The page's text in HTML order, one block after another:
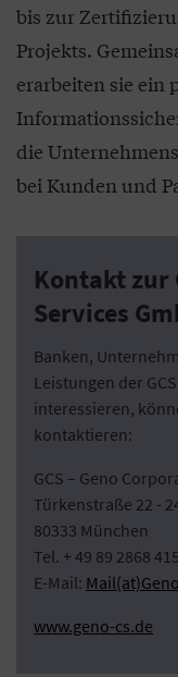
bis zur
Projekts.
erarbeiten sie ein
die
bei Kunden und
Kontakt zur
Services
Banken,
Leistungen der
interessieren,
kontaktieren:
GCS – Geno
Türkenstraße 22 -
80333 München
Tel. + 49 89 2868
E-Mail:
www.geno-cs.de